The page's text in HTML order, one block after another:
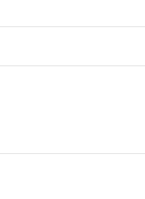
دهید و از ناحیه دور چشم دوری کنید.